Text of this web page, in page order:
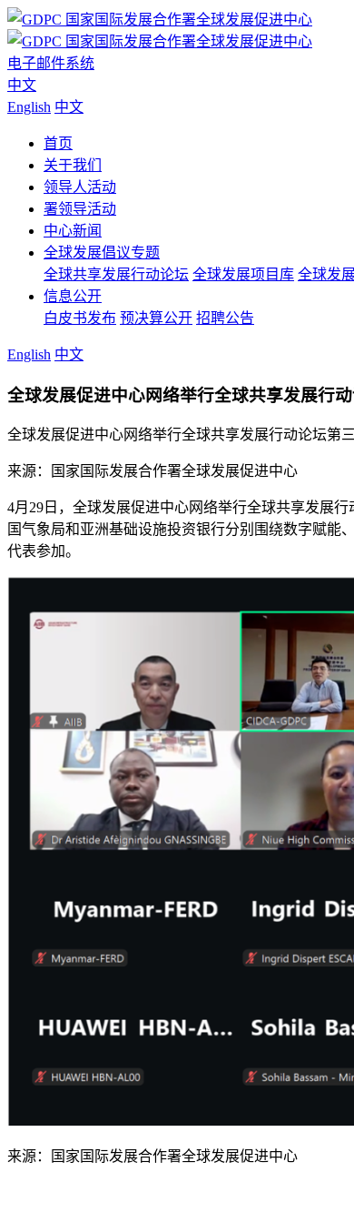
电子邮件系统
中文
English 中文
首页
关于我们
领导人活动
署领导活动
中心新闻
全球发展倡议专题
全球共享发展行动论坛 全球发展项目库 全球发
信息公开
白皮书发布 预决算公开 招聘公告
English 中文
全球发展促进中心网络举行全球共享发展行
全球发展促进中心网络举行全球共享发展行动论坛第
来源：国家国际发展合作署全球发展促进中心
4月29日，全球发展促进中心网络举行全球共享发展
国气象局和亚洲基础设施投资银行分别围绕数字赋能
代表参加。
来源：国家国际发展合作署全球发展促进中心